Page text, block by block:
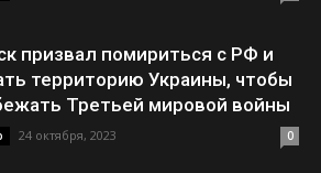
призвал помириться с РФ и
территорию Украины, чтобы
Третьей мировой войны
24 октября, 2023 0